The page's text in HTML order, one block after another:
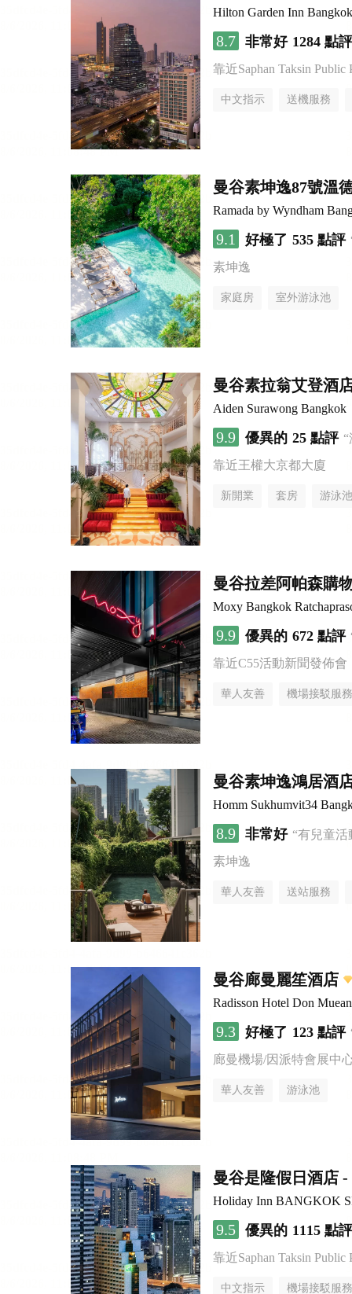
Hilton Garden Inn
8.7 非常好 1284 點評
靠近Saphan Taksin Public
中文指示 送機服務
曼谷素坤逸87號溫
Ramada by Wyndham
9.1 好極了 535 點評
素坤逸
家庭房 室外游泳池
曼谷素拉翁艾登酒
Aiden Surawong Bangkok
9.9 優異的 25 點評
靠近王權大京都大廈
新開業 套房 游泳池
曼谷拉差阿帕森購
Moxy Bangkok
9.9 優異的 672 點評
靠近C55活動新聞發佈會
華人友善 機場接駁服務
曼谷素坤逸鴻居酒
Homm Sukhumvit34
8.9 非常好 “有兒童
素坤逸
華人友善 送站服務
曼谷廊曼麗笙酒店
Radisson Hotel Don
9.3 好極了 123 點評
廊曼機場/因派特會展中
華人友善 游泳池
曼谷是隆假日酒店
Holiday Inn BANGKOK
9.5 優異的 1115 點評
靠近Saphan Taksin Public
中文指示 機場接駁服務